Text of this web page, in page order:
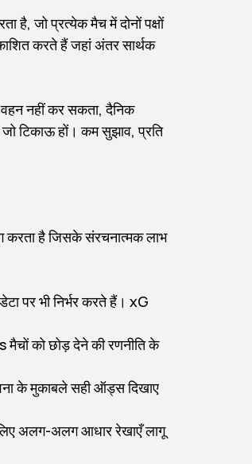
है, जो प्रत्येक मैच में दोनों पक्षों
करते हैं जहां अंतर सार्थक
वहन नहीं कर सकता, दैनिक
टिकाऊ हों। कम सुझाव, प्रति
करता है जिसके संरचनात्मक लाभ
पर भी निर्भर करते हैं। xG
को छोड़ देने की रणनीति के
के मुकाबले सही ऑड्स दिखाए
अलग-अलग आधार रेखाएँ लागू